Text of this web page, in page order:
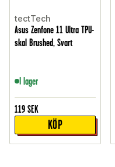
tectTech
Asus Zenfone 11 Ultra TPU-
skal Brushed, Svart
I lager
119 SEK
KÖP